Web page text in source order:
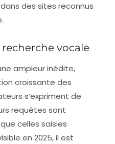
des sites reconnus
vocale
ampleur inédite,
croissante des
s’expriment de
requêtes sont
celles saisies
en 2025, il est